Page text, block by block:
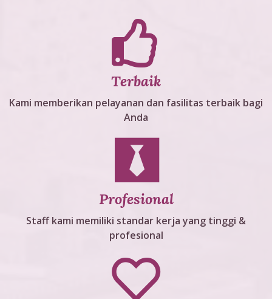
Terbaik
Kami memberikan pelayanan dan fasilitas terbaik bagi
Anda
Profesional
Staff kami memiliki standar kerja yang tinggi &
profesional